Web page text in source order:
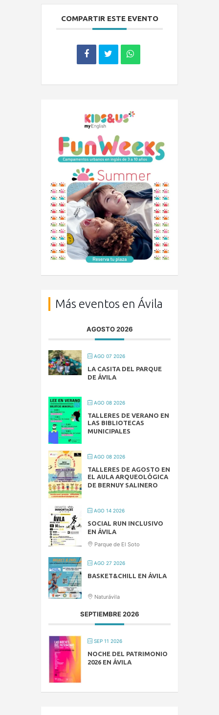
COMPARTIR ESTE EVENTO
Más eventos en Ávila
AGOSTO 2026
AGO 07 2026
LA CASITA DEL PARQUE
DE ÁVILA
AGO 08 2026
TALLERES DE VERANO EN
LAS BIBLIOTECAS
MUNICIPALES
AGO 08 2026
TALLERES DE AGOSTO EN
EL AULA ARQUEOLÓGICA
DE BERNUY SALINERO
AGO 14 2026
SOCIAL RUN INCLUSIVO
EN ÁVILA
Parque de El Soto
AGO 27 2026
BASKET&CHILL EN ÁVILA
Naturávila
SEPTIEMBRE 2026
SEP 11 2026
NOCHE DEL PATRIMONIO
2026 EN ÁVILA